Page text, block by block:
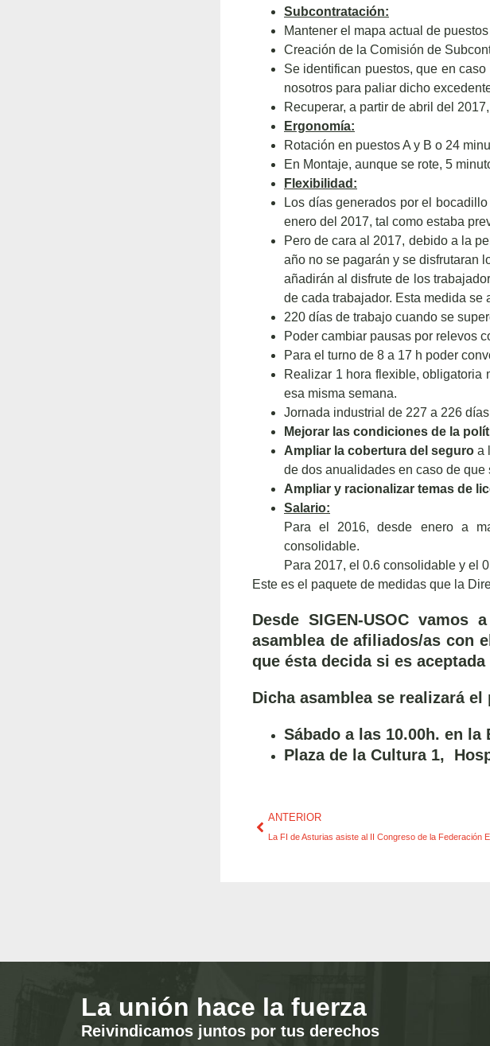
Subcontratación:
Mantener el mapa actual de
Creación de la Comisión de
Se identifican puestos, que en
nosotros para paliar dicho
Recuperar, a partir de abril del
Ergonomía:
Rotación en puestos A y B o 24
En Montaje, aunque se rote, 5
Flexibilidad:
Los días generados por el
enero del 2017, tal como estaba
Pero de cara al 2017, debido a la
año no se pagarán y se disfrutaran
añadirán al disfrute de los
de cada trabajador. Esta medida
220 días de trabajo cuando se
Poder cambiar pausas por relevos
Para el turno de 8 a 17 h poder
Realizar 1 hora flexible, obligatoria
esa misma semana.
Jornada industrial de 227 a 226
Mejorar las condiciones de la
Ampliar la cobertura del seguro a
de dos anualidades en caso de que
Ampliar y racionalizar temas de
Salario:
Para el 2016, desde enero a
consolidable.
Para 2017, el 0.6 consolidable y el
Este es el paquete de medidas que la
Desde SIGEN-USOC
asamblea de afiliados/as con
que ésta decida si es aceptada
Dicha asamblea se realizará el
Sábado a las 10.00h. en
Plaza de la Cultura 1,
ANTERIOR
La unión hace la fuerza
Reivindicamos juntos por tus derechos